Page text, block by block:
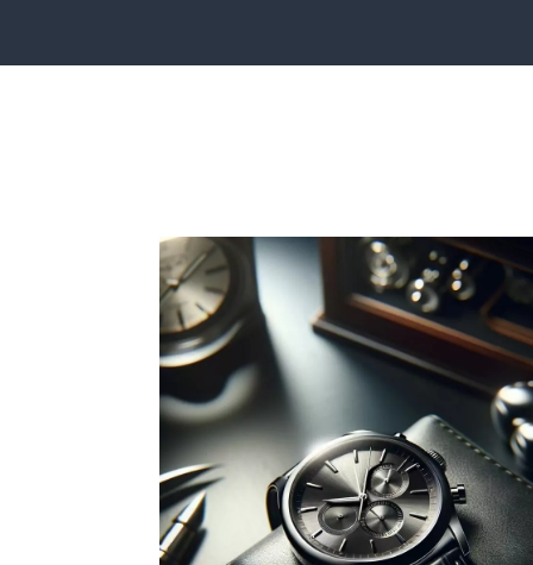
Développer votre
marque
Une stratégie de marque (brand
strategy en anglais) est le guide
qui oriente les décisions d'une